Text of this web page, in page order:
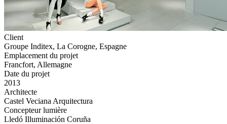
Client
Groupe Inditex, La Corogne, Espagne
Emplacement du projet
Francfort, Allemagne
Date du projet
2013
Architecte
Castel Veciana Arquitectura
Concepteur lumière
Lledó Illuminación Coruña